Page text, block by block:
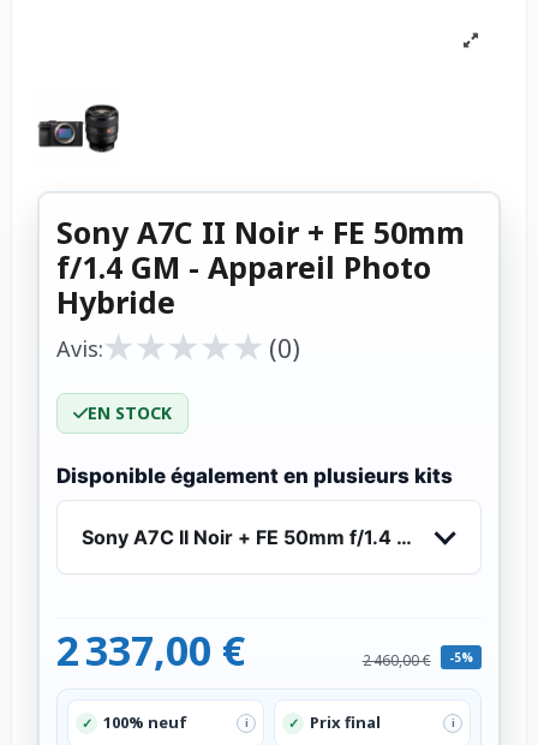
Sony A7C II Noir + FE 50mm
f/1.4 GM - Appareil Photo
Hybride
Avis:★
★★
★★
★★
★★
★ (0)
EN STOCK
Disponible également en plusieurs kits
Sony A7C II Noir + FE 50mm f/1.4 GM - Appareil
2 337,00 € 2 460,00 € -5%
✓ 100% neuf i ✓ Prix final i